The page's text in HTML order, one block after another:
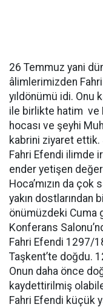
26 Temmuz yani
âlimlerimizden
yıldönümü idi. Onu
ile birlikte hatim ve
hocası ve şeyhi
kabrini ziyaret ettik.
Fahri Efendi ilimde
ender yetişen
Hoca’mızın da
yakın dostlarından
önümüzdeki Cuma
Konferans
Fahri Efendi 1297/
Taşkent’te doğdu.
Onun daha önce
kaydettirilmiş
Fahri Efendi küçük